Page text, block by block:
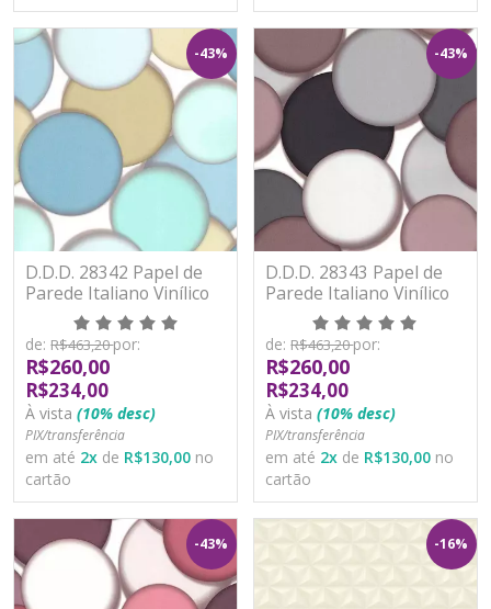
-43%
D.D.D. 28342 Papel de
Parede Italiano Vinílico
Lavável
de: R$463,20por:
R$260,00
R$234,00
À vista (10% desc)
PIX/transferência
em até 2x de R$130,00 no
cartão
-43%
D.D.D. 28343 Papel de
Parede Italiano Vinílico
Lavável
de: R$463,20por:
R$260,00
R$234,00
À vista (10% desc)
PIX/transferência
em até 2x de R$130,00 no
cartão
-43% -16%